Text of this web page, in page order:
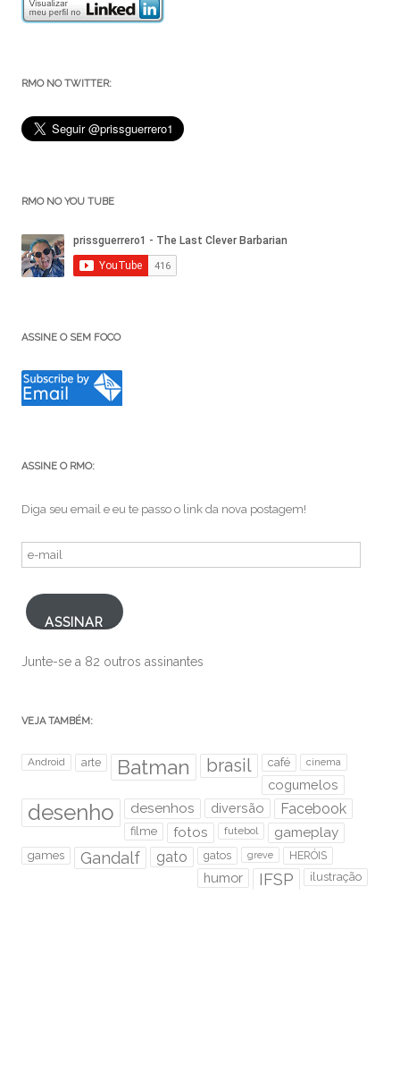
RMO NO TWITTER:
RMO NO YOU TUBE
ASSINE O SEM FOCO
ASSINE O RMO:
Diga seu email e eu te passo o link da nova postagem!
e-
ASSINAR
Junte-se a 82 outros assinantes
VEJA TAMBÉM:
Android arte Batman brasil café cinema
cogumelos
desenho desenhos diversão Facebook
filme fotos futebol gameplay
games Gandalf gato gatos greve HERÓIS
humor IFSP ilustração